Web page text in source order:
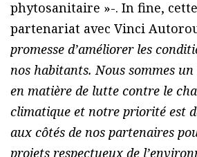
phytosanitaire »-. In fine,
partenariat avec Vinci
promesse d’améliorer les
nos habitants. Nous sommes
en matière de lutte contre le
climatique et notre priorité est
aux côtés de nos partenaires
projets respectueux de